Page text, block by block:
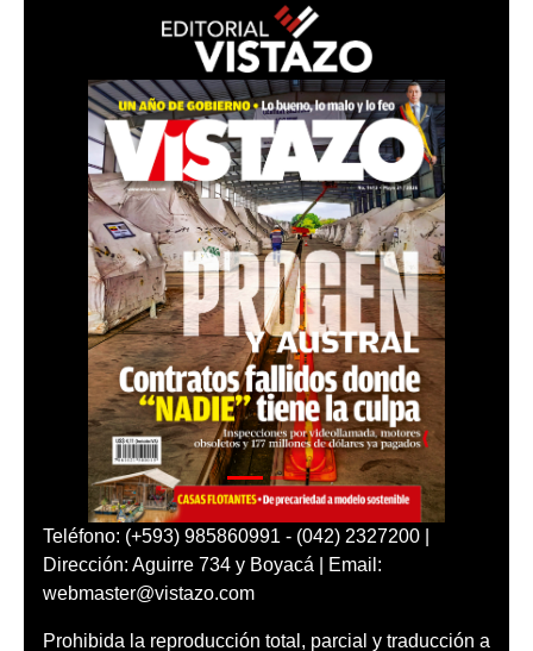
Teléfono: (+593) 985860991 - (042) 2327200 |
Dirección: Aguirre 734 y Boyacá | Email:
webmaster@vistazo.com
Prohibida la reproducción total, parcial y traducción a